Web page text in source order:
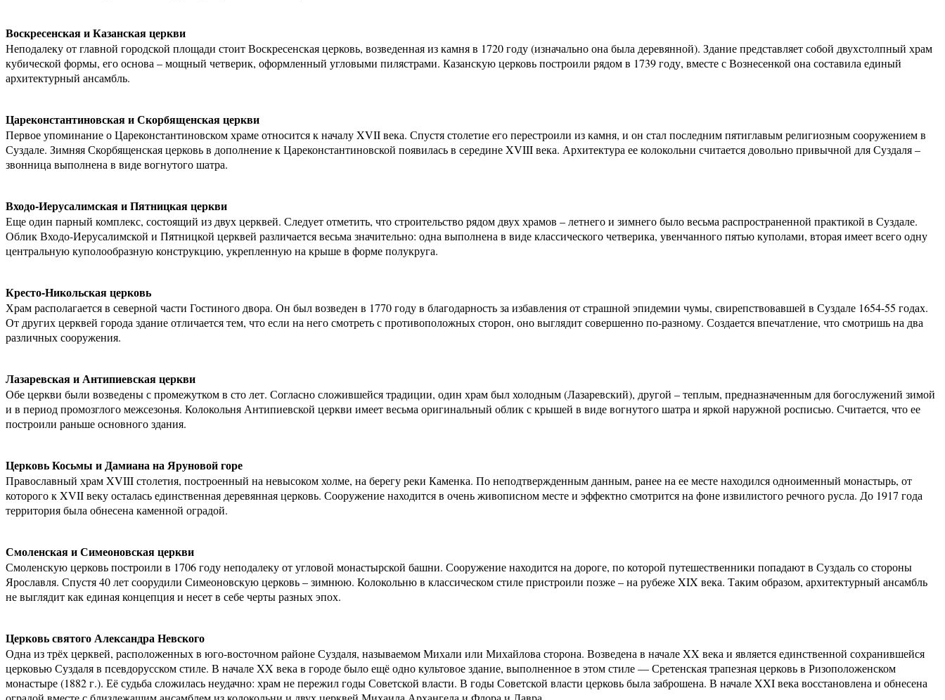
Воскресенская и Казанская церкви
Неподалеку от главной городской площади стоит Воскресенская церковь, возведенная из камня в 1720 году (изначально она была деревянной). Здание представляет собой двухстолпный храм
кубической формы, его основа – мощный четверик, оформленный угловыми пилястрами. Казанскую церковь построили рядом в 1739 году, вместе с Вознесенкой она составила единый
архитектурный ансамбль.
Цареконстантиновская и Скорбященская церкви
Первое упоминание о Цареконстантиновском храме относится к началу XVII века. Спустя столетие его перестроили из камня, и он стал последним пятиглавым религиозным сооружением в
Суздале. Зимняя Скорбященская церковь в дополнение к Цареконстантиновской появилась в середине XVIII века. Архитектура ее колокольни считается довольно привычной для Суздаля –
звонница выполнена в виде вогнутого шатра.
Входо-Иерусалимская и Пятницкая церкви
Еще один парный комплекс, состоящий из двух церквей. Следует отметить, что строительство рядом двух храмов – летнего и зимнего было весьма распространенной практикой в Суздале.
Облик Входо-Иерусалимской и Пятницкой церквей различается весьма значительно: одна выполнена в виде классического четверика, увенчанного пятью куполами, вторая имеет всего одну
центральную куполообразную конструкцию, укрепленную на крыше в форме полукруга.
Кресто-Никольская церковь
Храм располагается в северной части Гостиного двора. Он был возведен в 1770 году в благодарность за избавления от страшной эпидемии чумы, свирепствовавшей в Суздале 1654-55 годах.
От других церквей города здание отличается тем, что если на него смотреть с противоположных сторон, оно выглядит совершенно по-разному. Создается впечатление, что смотришь на два
различных сооружения.
Лазаревская и Антипиевская церкви
Обе церкви были возведены с промежутком в сто лет. Согласно сложившейся традиции, один храм был холодным (Лазаревский), другой – теплым, предназначенным для богослужений зимой
и в период промозглого межсезонья. Колокольня Антипиевской церкви имеет весьма оригинальный облик с крышей в виде вогнутого шатра и яркой наружной росписью. Считается, что ее
построили раньше основного здания.
Церковь Косьмы и Дамиана на Яруновой горе
Православный храм XVIII столетия, построенный на невысоком холме, на берегу реки Каменка. По неподтвержденным данным, ранее на ее месте находился одноименный монастырь, от
которого к XVII веку осталась единственная деревянная церковь. Сооружение находится в очень живописном месте и эффектно смотрится на фоне извилистого речного русла. До 1917 года
территория была обнесена каменной оградой.
Смоленская и Симеоновская церкви
Смоленскую церковь построили в 1706 году неподалеку от угловой монастырской башни. Сооружение находится на дороге, по которой путешественники попадают в Суздаль со стороны
Ярославля. Спустя 40 лет соорудили Симеоновскую церковь – зимнюю. Колокольню в классическом стиле пристроили позже – на рубеже XIX века. Таким образом, архитектурный ансамбль
не выглядит как единая концепция и несет в себе черты разных эпох.
Церковь святого Александра Невского
Одна из трёх церквей, расположенных в юго-восточном районе Суздаля, называемом Михали или Михайлова сторона. Возведена в начале XX века и является единственной сохранившейся
церковью Суздаля в псевдорусском стиле. В начале XX века в городе было ещё одно культовое здание, выполненное в этом стиле — Сретенская трапезная церковь в Ризоположенском
монастыре (1882 г.). Её судьба сложилась неудачно: храм не пережил годы Советской власти. В годы Советской власти церковь была заброшена. В начале XXI века восстановлена и обнесена